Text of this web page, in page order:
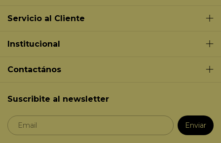
Servicio al Cliente
Institucional
Contactános
Suscribite al newsletter